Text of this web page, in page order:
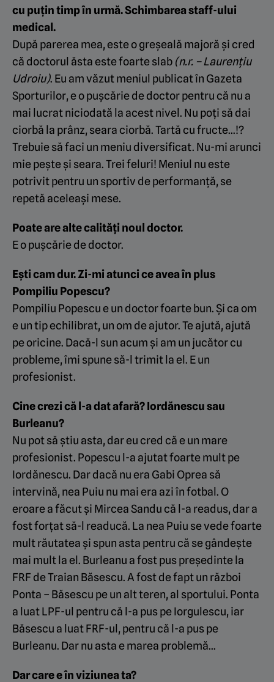
cu puțin timp în urmă. Schimbarea staff-ului
medical.
După parerea mea, este o greșeală majoră și cred
că doctorul ăsta este foarte slab (n.r. – Laurențiu
Udroiu). Eu am văzut meniul publicat în Gazeta
Sporturilor, e o pușcărie de doctor pentru că nu a
mai lucrat niciodată la acest nivel. Nu poți să dai
ciorbă la prânz, seara ciorbă. Tartă cu fructe…!?
Trebuie să faci un meniu diversificat. Nu-mi arunci
mie pește și seara. Trei feluri! Meniul nu este
potrivit pentru un sportiv de performanță, se
repetă aceleași mese.
Poate are alte calități noul doctor.
E o pușcărie de doctor.
Ești cam dur. Zi-mi atunci ce avea în plus
Pompiliu Popescu?
Pompiliu Popescu e un doctor foarte bun. Și ca om
e un tip echilibrat, un om de ajutor. Te ajută, ajută
pe oricine. Dacă-l sun acum și am un jucător cu
probleme, îmi spune să-l trimit la el. E un
profesionist.
Cine crezi că l-a dat afară? Iordănescu sau
Burleanu?
Nu pot să știu asta, dar eu cred că e un mare
profesionist. Popescu l-a ajutat foarte mult pe
Iordănescu. Dar dacă nu era Gabi Oprea să
intervină, nea Puiu nu mai era azi în fotbal. O
eroare a făcut și Mircea Sandu că l-a readus, dar a
fost forțat să-l readucă. La nea Puiu se vede foarte
mult răutatea și spun asta pentru că se gândește
mai mult la el. Burleanu a fost pus președinte la
FRF de Traian Băsescu. A fost de fapt un război
Ponta – Băsescu pe un alt teren, al sportului. Ponta
a luat LPF-ul pentru că l-a pus pe Iorgulescu, iar
Băsescu a luat FRF-ul, pentru că l-a pus pe
Burleanu. Dar nu asta e marea problemă…
Dar care e în viziunea ta?